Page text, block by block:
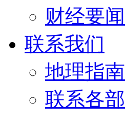
财经要闻
联系我们
地理指南
联系各部